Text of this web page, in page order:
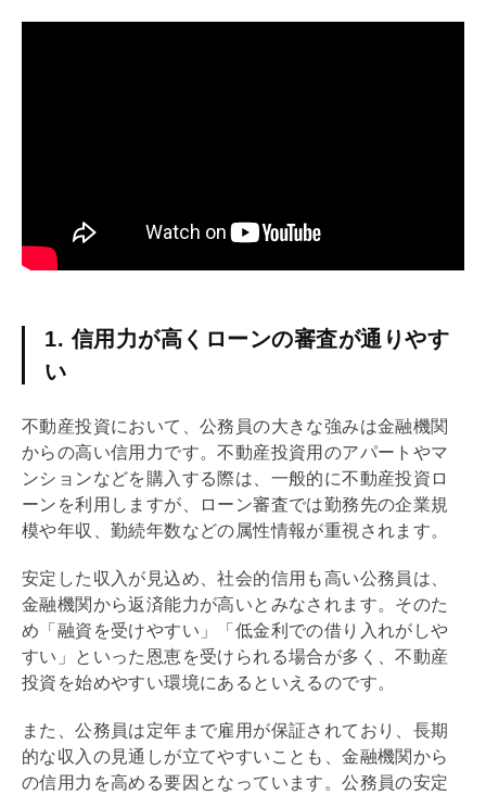
1. 信用力が高くローンの審査が通りやす
い
不動産投資において、公務員の大きな強みは金融機関
からの高い信用力です。不動産投資用のアパートやマ
ンションなどを購入する際は、一般的に不動産投資ロ
ーンを利用しますが、ローン審査では勤務先の企業規
模や年収、勤続年数などの属性情報が重視されます。
安定した収入が見込め、社会的信用も高い公務員は、
金融機関から返済能力が高いとみなされます。そのた
め「融資を受けやすい」「低金利での借り入れがしや
すい」といった恩恵を受けられる場合が多く、不動産
投資を始めやすい環境にあるといえるのです。
また、公務員は定年まで雇用が保証されており、長期
的な収入の見通しが立てやすいことも、金融機関から
の信用力を高める要因となっています。公務員の安定